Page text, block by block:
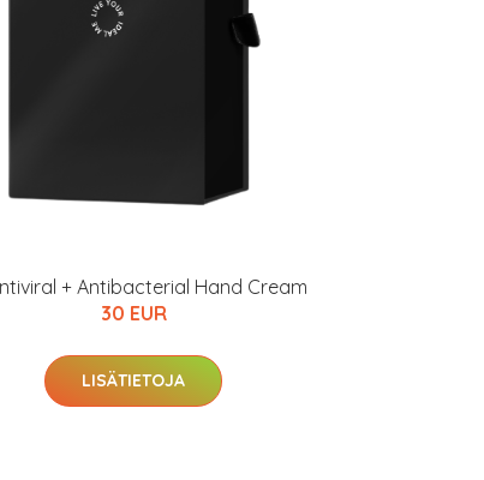
+ Antibacterial Hand Cream
30 EUR
LISÄTIETOJA